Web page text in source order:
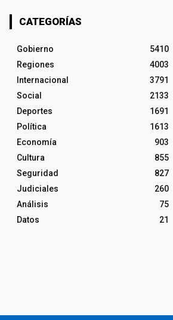
CATEGORÍAS
Gobierno
5410
Regiones
4003
Internacional
3791
Social
2133
Deportes
1691
Política
1613
Economía
903
Cultura
855
Seguridad
827
Judiciales
260
Análisis
75
Datos
21